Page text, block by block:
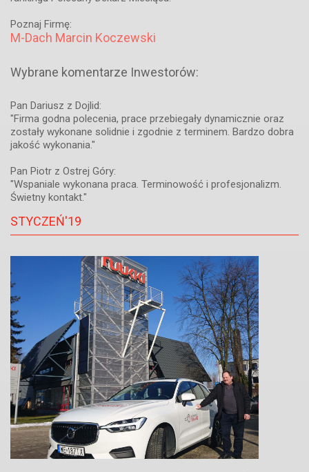
Poznaj Firmę:
M-Dach Marcin Koczewski
Wybrane komentarze Inwestorów:
Pan Dariusz z Dojlid:
"Firma godna polecenia, prace przebiegały dynamicznie oraz
zostały wykonane solidnie i zgodnie z terminem. Bardzo dobra
jakość wykonania."
Pan Piotr z Ostrej Góry:
"Wspaniale wykonana praca. Terminowość i profesjonalizm.
Świetny kontakt."
STYCZEŃ'19